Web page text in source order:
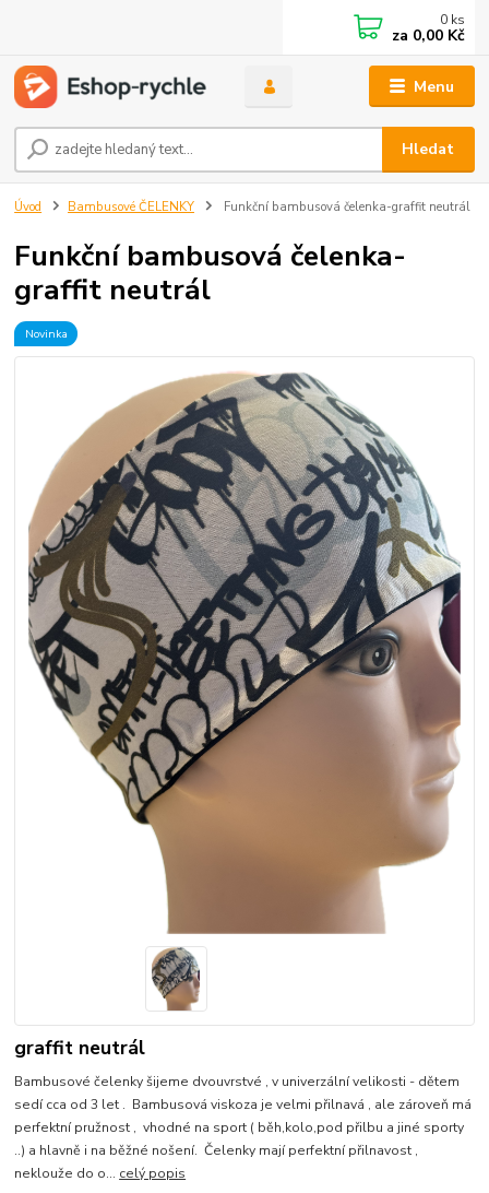
Menu
Hledat
0 ks
za 0,00 Kč
Úvod Bambusové ČELENKY Funkční bambusová čelenka-graffit neutrál
Funkční bambusová čelenka-
graffit neutrál
Novinka
graffit neutrál
Bambusové čelenky šijeme dvouvrstvé , v univerzální velikosti - dětem
sedí cca od 3 let . Bambusová viskoza je velmi přilnavá , ale zároveň má
perfektní pružnost , vhodné na sport ( běh,kolo,pod přilbu a jiné sporty
..) a hlavně i na běžné nošení. Čelenky mají perfektní přilnavost ,
neklouže do o... celý popis